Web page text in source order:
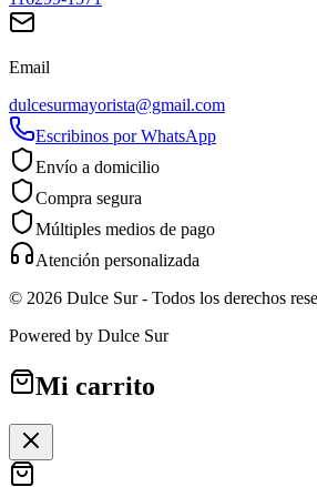
Email
dulcesurmayorista@gmail.com
Escribinos por WhatsApp
Envío a domicilio
Compra segura
Múltiples medios de pago
Atención personalizada
© 2026 Dulce Sur- Todos los derechos
Powered by Dulce Sur
Mi carrito